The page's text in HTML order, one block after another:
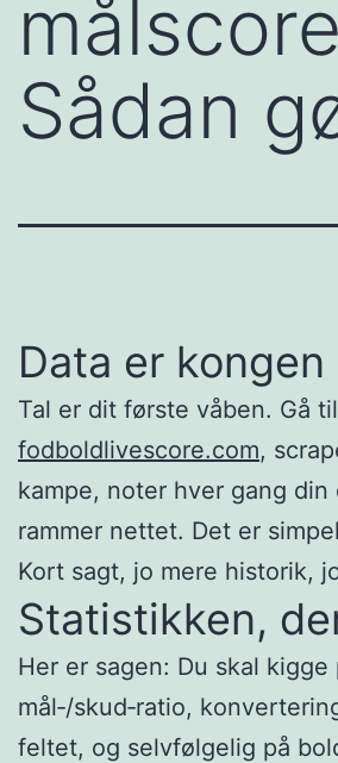
Sådan
Data er kongen
Tal er dit første våben. Gå til
fodboldlivescore.com,
kampe, noter hver gang din
rammer nettet. Det er
Kort sagt, jo mere historik,
Statistikken,
Her er sagen: Du skal kigge
mål‑/skud‑ratio,
feltet, og selvfølgelig på